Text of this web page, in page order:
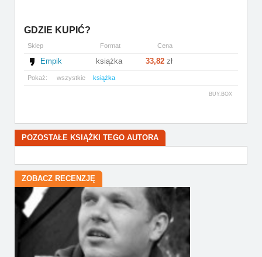
GDZIE KUPIĆ?
Sklep Format Cena
Empik książka 33,82zł
Pokaż: wszystkie książka
BUY.BOX
POZOSTAŁE KSIĄŻKI TEGO AUTORA
ZOBACZ RECENZJĘ